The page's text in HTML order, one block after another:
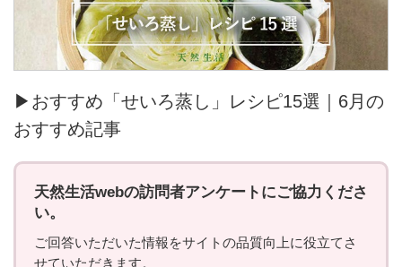
▶おすすめ「せいろ蒸し」レシピ15選｜6月の
おすすめ記事